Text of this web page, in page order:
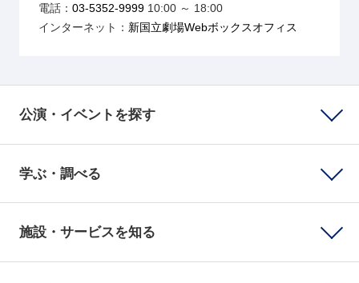
電話： 03-5352-999910:00 ～ 18:00
インターネット： 新国立劇場Webボックスオフィス
公演・イベントを探す
学ぶ・調べる
施設・サービスを知る